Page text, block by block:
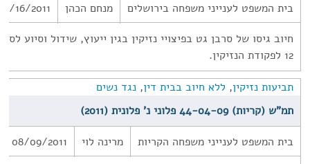
בית המשפט לענייני משפחה בירושלים מנחם הכהן
16/2011
חיוב גיסו של סרבן גט בפיצויי נזיקין בגין ייעוץ, שידול וסיוע
12 לפקודת הנזיקין.
תביעות נזיקין, ללא חיוב בבית דין,נגד נשים
תמ"ש (קריות) 44-04-09 פלוני נ' פלונית (2011)
בית המשפט לענייני משפחה הקריות מרינה לוי
08/09/2011